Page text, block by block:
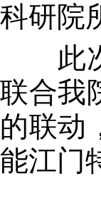
科研院
此次
联合我
的联动
能江门